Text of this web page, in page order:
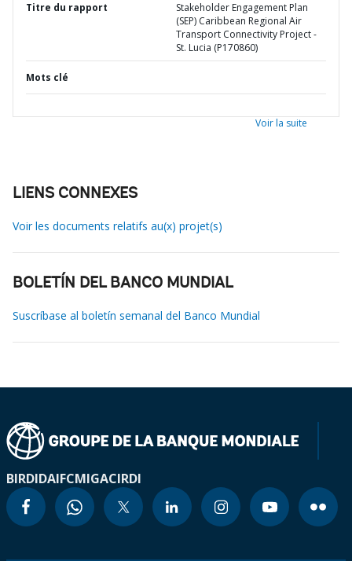
Titre du rapport
Stakeholder Engagement Plan
(SEP) Caribbean Regional Air
Transport Connectivity Project -
St. Lucia (P170860)
Mots clé
Voir la suite
LIENS CONNEXES
Voir les documents relatifs au(x) projet(s)
BOLETÍN DEL BANCO MUNDIAL
Suscríbase al boletín semanal del Banco Mundial
BIRDIDAIFCMIGACIRDI